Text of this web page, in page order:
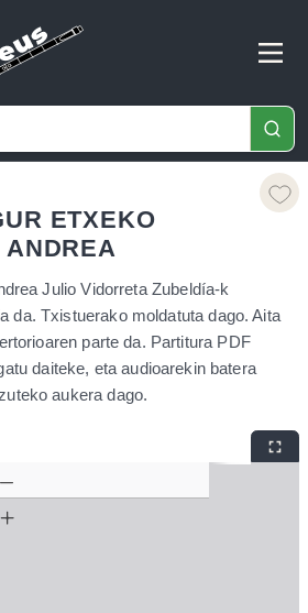
ETXEKO
ANDREA
Julio Vidorreta Zubeldía-k
da. Txistuerako moldatuta dago. Aita
parte da. Partitura PDF
daiteke, eta audioarekin batera
aukera dago.